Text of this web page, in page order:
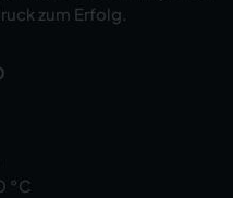
zum Erfolg.
°C